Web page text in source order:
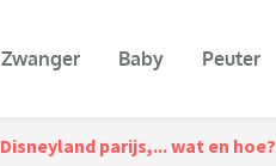
Zwanger Baby Peuter
Disneyland parijs,... wat en hoe?